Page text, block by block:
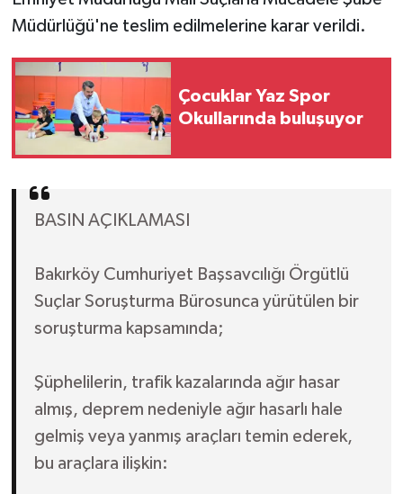
Müdürlüğü'ne teslim edilmelerine karar verildi.
Çocuklar Yaz Spor
Okullarında buluşuyor
BASIN AÇIKLAMASI
Bakırköy Cumhuriyet Başsavcılığı Örgütlü
Suçlar Soruşturma Bürosunca yürütülen bir
soruşturma kapsamında;
Şüphelilerin, trafik kazalarında ağır hasar
almış, deprem nedeniyle ağır hasarlı hale
gelmiş veya yanmış araçları temin ederek,
bu araçlara ilişkin: